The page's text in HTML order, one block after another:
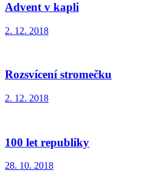
Advent v kapli
2. 12. 2018
Rozsvícení stromečku
2. 12. 2018
100 let republiky
28. 10. 2018